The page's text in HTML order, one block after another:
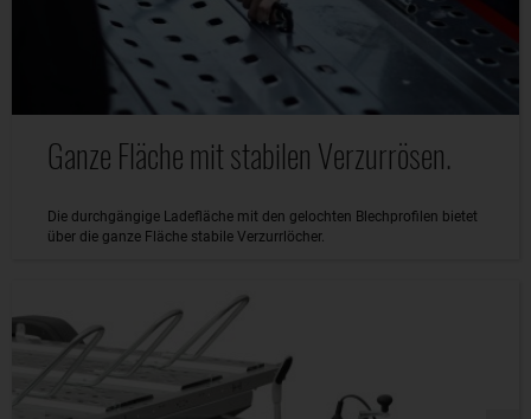
Ganze Fläche mit stabilen Verzurrösen.
Die durchgängige Ladefläche mit den gelochten Blechprofilen bietet
über die ganze Fläche stabile Verzurrlöcher.